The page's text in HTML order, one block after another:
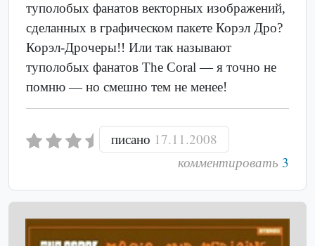
туполобых фанатов векторных изображений,
сделанных в графическом пакете Корэл Дро?
Корэл-Дрочеры!! Или так называют
туполобых фанатов The Coral — я точно не
помню — но смешно тем не менее!
писано 17.11.2008
комментировать 3